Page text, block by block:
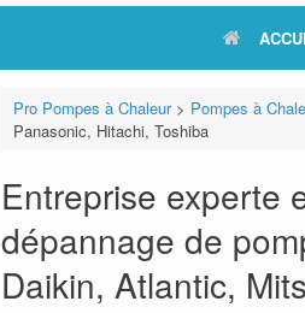
Pro Pompes à Chaleur> Pompes à
Panasonic, Hitachi, Toshiba
Entreprise experte
dépannage de
Daikin, Atlantic,